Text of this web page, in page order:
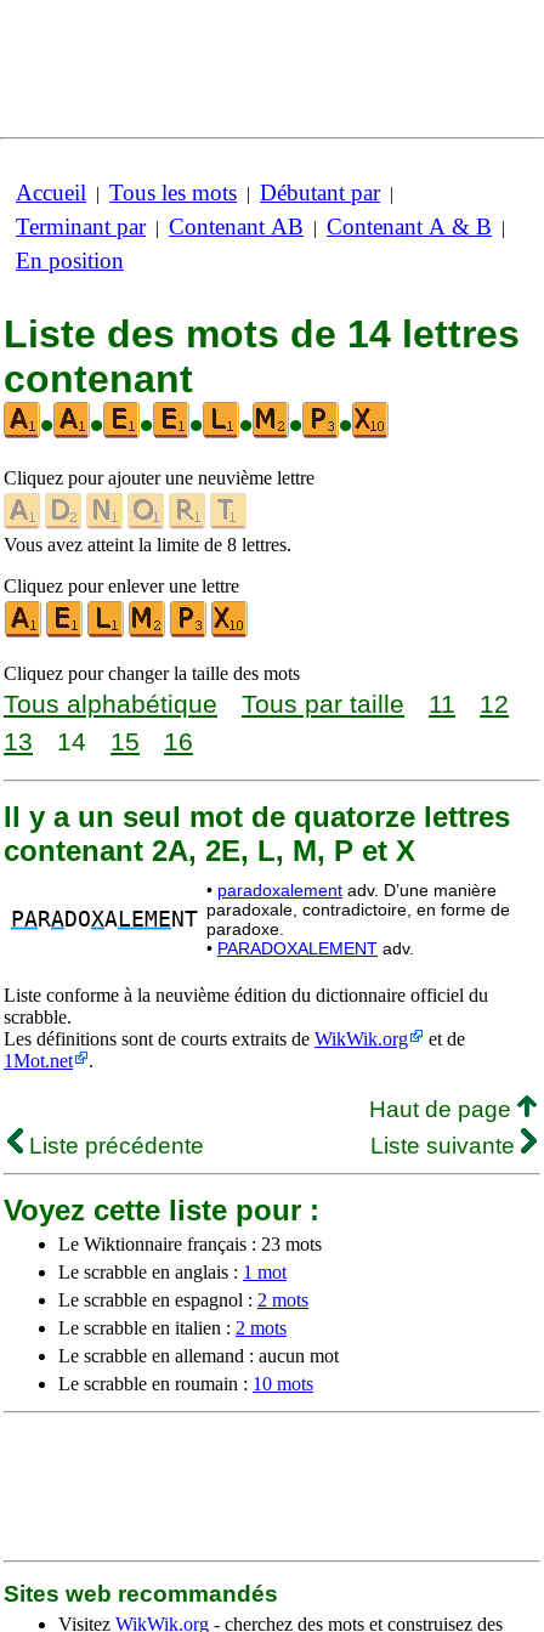
Accueil | Tous les mots | Débutant par|
Terminant par| Contenant AB | Contenant A & B |
En position
Liste des mots de 14 lettres
contenant
•
• • • • • •
Cliquez pour ajouter une neuvième lettre
Vous avez atteint la limite de 8 lettres.
Cliquez pour enlever une lettre
Cliquez pour changer la taille des mots
Tous alphabétique Tous par taille 11
12
13
14 15 16
Il y a un seul mot de quatorze lettres
contenant 2A, 2E, L, M, P et X
PARADOXALEME NT
• paradoxalement adv. D’une manière
paradoxale, contradictoire, en forme de
paradoxe.
• PARADOXALEMENT adv.
Liste conforme à la neuvième édition du dictionnaire officiel du
scrabble.
Les définitions sont de courts extraits de WikWik.org
et de
1Mot.net
.
Haut de page
Liste précédente
Liste suivante
Voyez cette liste pour :
Le Wiktionnaire français : 23 mots
Le scrabble en anglais : 1 mot
Le scrabble en espagnol : 2 mots
Le scrabble en italien : 2 mots
Le scrabble en allemand : aucun mot
Le scrabble en roumain : 10 mots
Sites web recommandés
Visitez WikWik.org - cherchez des mots et construisez des